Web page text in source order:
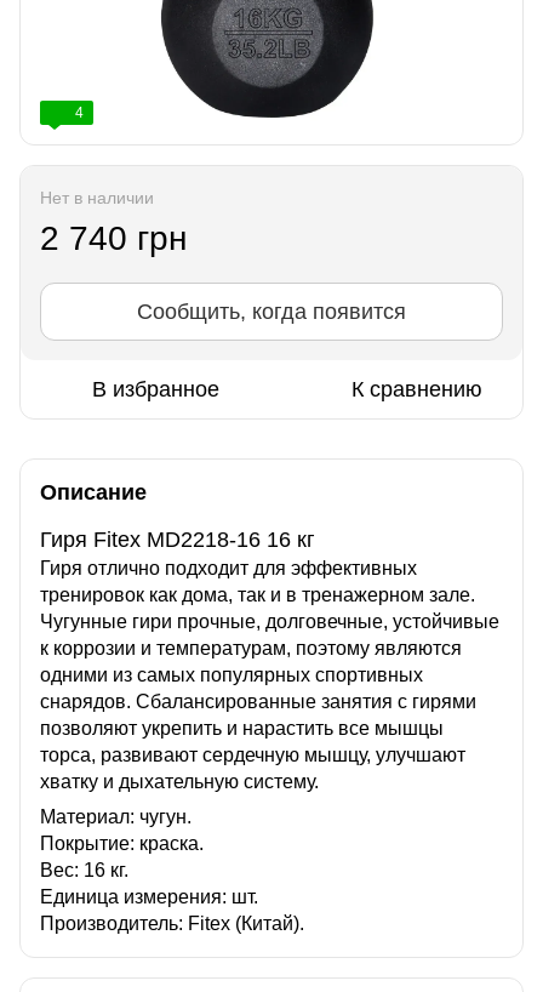
4
Нет в наличии
2 740 грн
Сообщить, когда появится
В избранное К сравнению
Описание
Гиря Fitex MD2218-16 16 кг
Гиря отлично подходит для эффективных
тренировок как дома, так и в тренажерном зале.
Чугунные гири прочные, долговечные, устойчивые
к коррозии и температурам, поэтому являются
одними из самых популярных спортивных
снарядов. Сбалансированные занятия с гирями
позволяют укрепить и нарастить все мышцы
торса, развивают сердечную мышцу, улучшают
хватку и дыхательную систему.
Материал: чугун.
Покрытие: краска.
Вес: 16 кг.
Единица измерения: шт.
Производитель: Fitex (Китай).